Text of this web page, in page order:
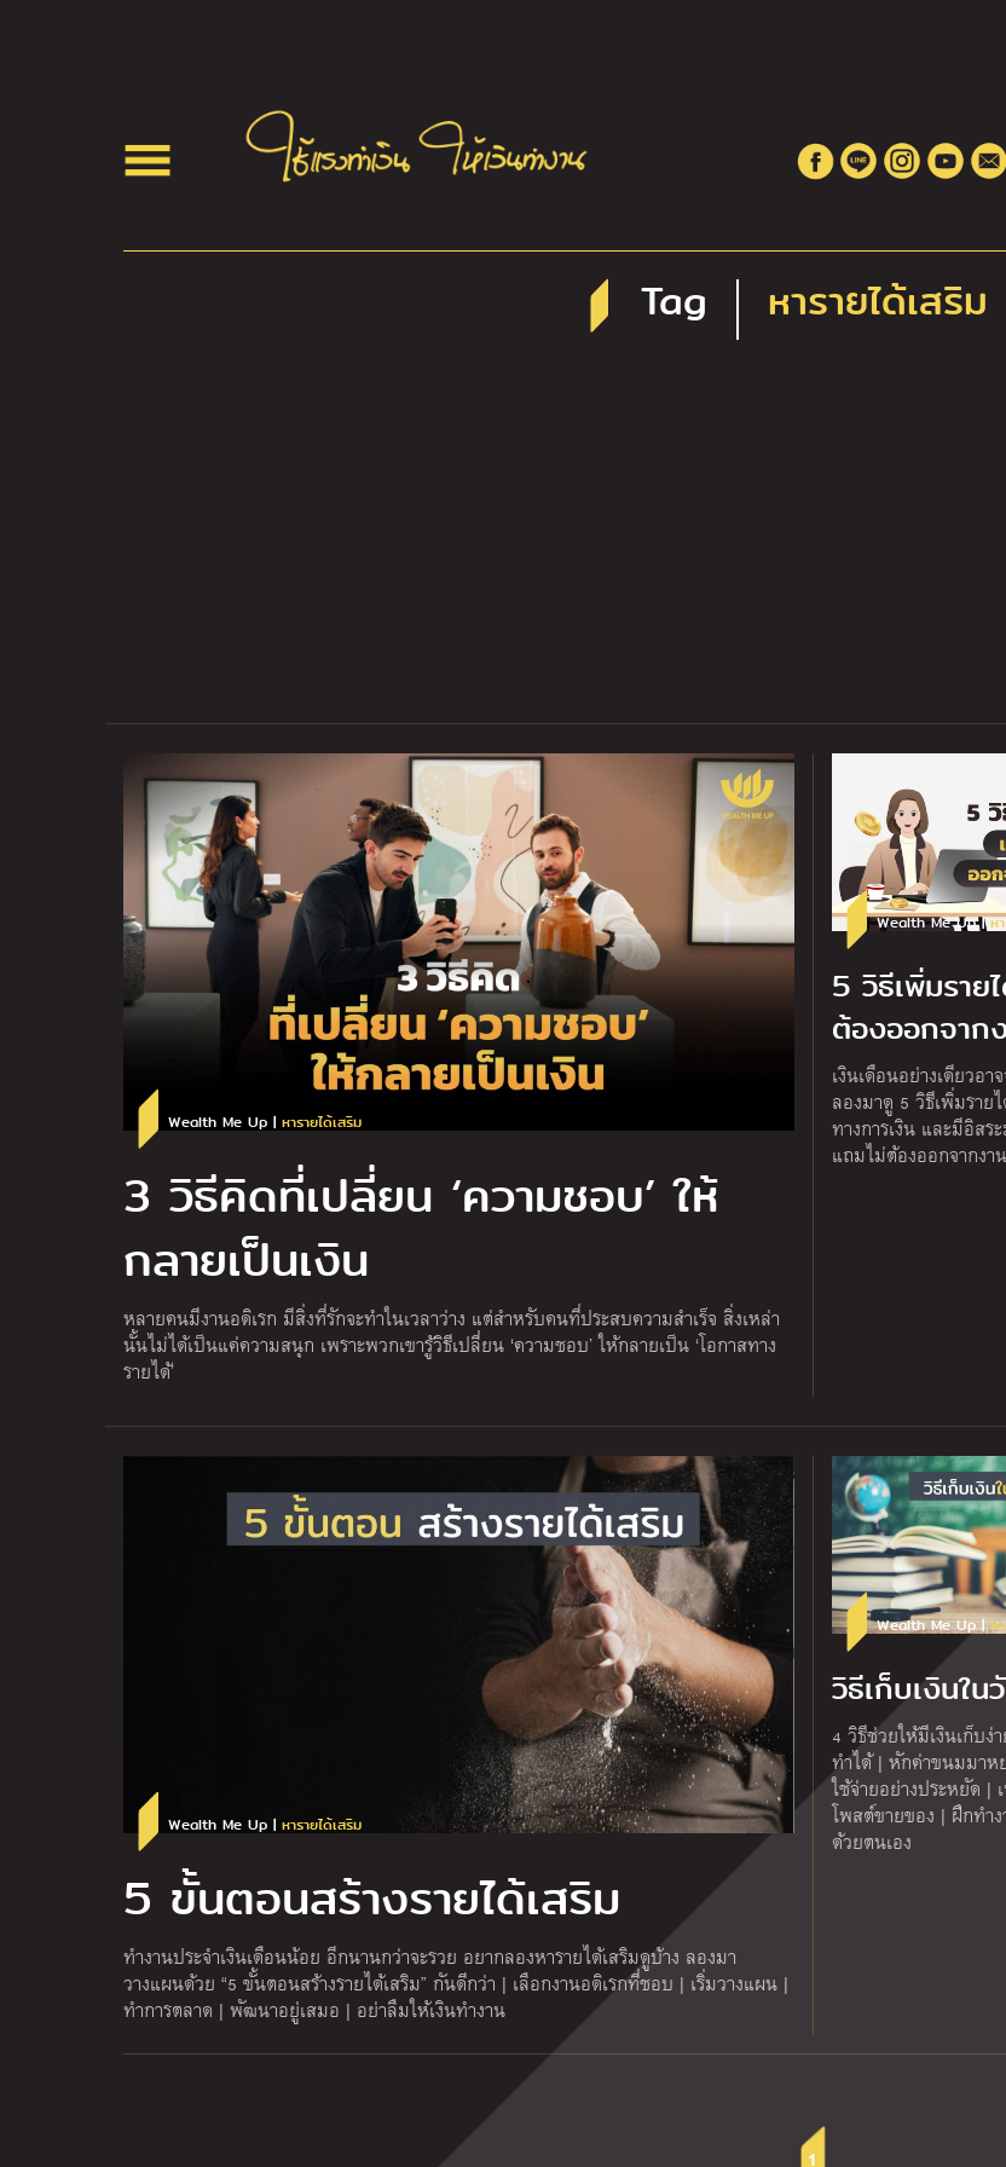
Tag หารายได้เสริม
Wealth Me Up | หารายได้เสริม
3 วิธีคิดที่เปลี่ยน ‘ความชอบ’ ให้
กลายเป็นเงิน
หลายคนมีงานอดิเรก มีสิ่งที่รักจะทำในเวลาว่าง แต่สำหรับคนที่ประสบความสำเร็จ สิ่งเหล่า
นั้นไม่ได้เป็นแค่ความสนุก เพราะพวกเขารู้วิธีเปลี่ยน ‘ความชอบ’ ให้กลายเป็น ‘โอกาสทาง
รายได้’
Wealth Me Up |ห
5 วิธีเพิ่มราย
ต้องออกจาก
เงินเดือนอย่างเดียวอา
ลองมาดู 5 วิธีเพิ่มราย
ทางการเงิน และมีอิสร
แถมไม่ต้องออกจากงา
Wealth Me Up | หารายได้เสริม
5 ขั้นตอนสร้างรายได้เสริม
ทำงานประจำเงินเดือนน้อย อีกนานกว่าจะรวย อยากลองหารายได้เสริมดูบ้าง ลองมา
วางแผนด้วย “5 ขั้นตอนสร้างรายได้เสริม” กันดีกว่า | เลือกงานอดิเรกที่ชอบ | เริ่มวางแผน |
ทำการตลาด | พัฒนาอยู่เสมอ | อย่าลืมให้เงินทำงาน
Wealth Me Up |ห
วิธีเก็บเงินใน
4 วิธีช่วยให้มีเงินเก็บง่
ทำได้ | หักค่าขนมมาห
ใช้จ่ายอย่างประหยัด |
โพสต์ขายของ | ฝึกทำ
ด้วยตนเอง
1